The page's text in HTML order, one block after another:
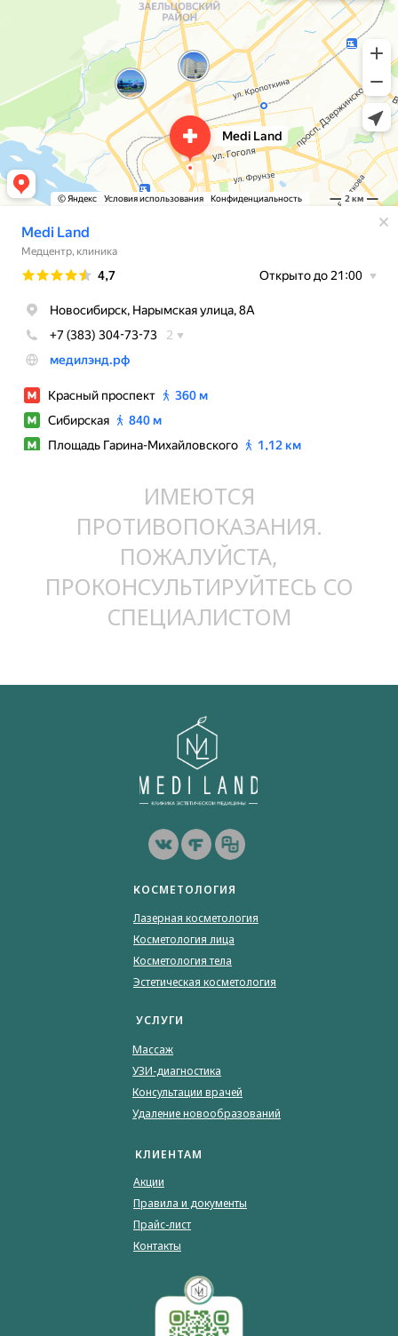
ИМЕЮТСЯ
ПРОТИВОПОКАЗАНИЯ.
ПОЖАЛУЙСТА,
ПРОКОНСУЛЬТИРУЙТЕСЬ СО
СПЕЦИАЛИСТОМ
КОСМЕТОЛОГИЯ
Лазерная косметология
Косметология лица
Косметология тела
Эстетическая косметология
УСЛУГИ
Массаж
УЗИ-диагностика
Консультации врачей
Удаление новообразований
КЛИЕНТАМ
Акции
Правила и документы
Прайс-лист
Контакты